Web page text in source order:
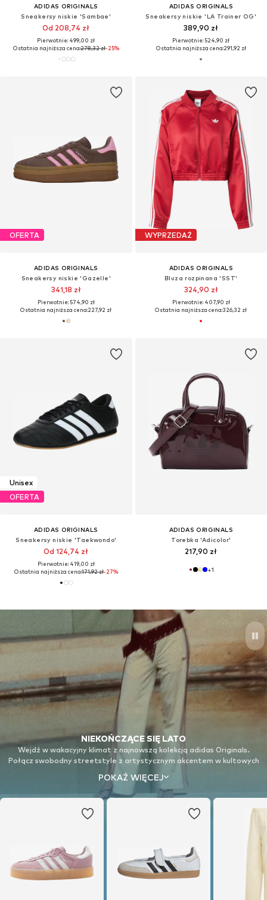
ADIDAS ORIGINALS
Sneakersy niskie 'Sambae'
Od 208,74 zł
Pierwotnie: 499,00 zł
Ostatnia najniższa cena:278,32 zł-25%
ADIDAS ORIGINALS
Sneakersy niskie 'LA Trainer OG'
389,90 zł
Pierwotnie: 524,90 zł
Ostatnia najniższa cena:291,92 zł
OFERTA
ADIDAS ORIGINALS
Sneakersy niskie 'Gazelle'
341,18 zł
Pierwotnie: 574,90 zł
Ostatnia najniższa cena:227,92 zł
WYPRZEDAŻ
ADIDAS ORIGINALS
Bluza rozpinana 'SST'
324,90 zł
Pierwotnie: 407,90 zł
Ostatnia najniższa cena:326,32 zł
Unisex
OFERTA
ADIDAS ORIGINALS
Sneakersy niskie 'Taekwondo'
Od 124,74 zł
Pierwotnie: 419,00 zł
Ostatnia najniższa cena:171,92 zł-27%
ADIDAS ORIGINALS
Torebka 'Adicolor'
217,90 zł
+1
NIEKOŃCZĄCE SIĘ LATO
Wejdź w wakacyjny klimat z najnowszą kolekcją adidas Originals.
Połącz swobodny streetstyle z artystycznym akcentem w kultowych
ubraniach stworzonych, by ruszać się razem z Tobą. Kup tę stylizację!
© Successió Miró / VG Bild-Kunst, Bonn 2026
POKAŻ WIĘCEJ